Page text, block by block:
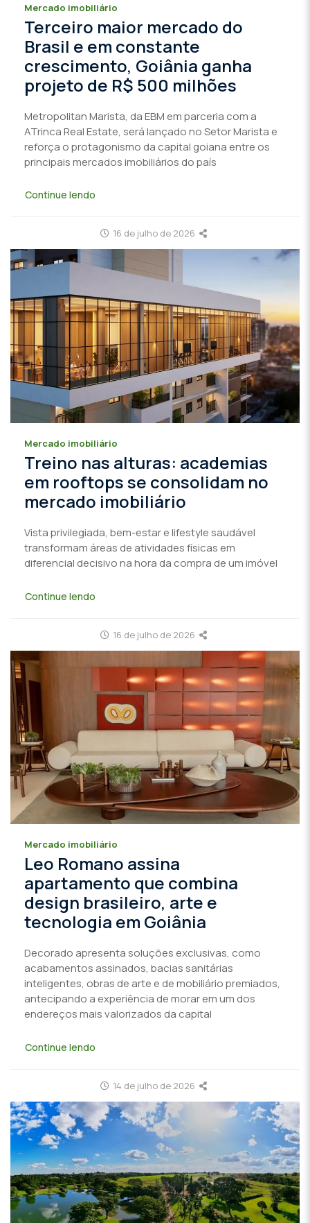
Mercado imobiliário
Terceiro maior mercado do
Brasil e em constante
crescimento, Goiânia ganha
projeto de R$ 500 milhões
Metropolitan Marista, da EBM em parceria com a
ATrinca Real Estate, será lançado no Setor Marista e
reforça o protagonismo da capital goiana entre os
principais mercados imobiliários do país
Continue lendo
16 de julho de 2026
Mercado imobiliário
Treino nas alturas: academias
em rooftops se consolidam no
mercado imobiliário
Vista privilegiada, bem-estar e lifestyle saudável
transformam áreas de atividades físicas em
diferencial decisivo na hora da compra de um imóvel
Continue lendo
16 de julho de 2026
Mercado imobiliário
Leo Romano assina
apartamento que combina
design brasileiro, arte e
tecnologia em Goiânia
Decorado apresenta soluções exclusivas, como
acabamentos assinados, bacias sanitárias
inteligentes, obras de arte e de mobiliário premiados,
antecipando a experiência de morar em um dos
endereços mais valorizados da capital
Continue lendo
14 de julho de 2026